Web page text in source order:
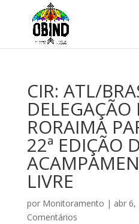
CIR: ATL/
DELEGAÇÃO
RORAIMA
22ª EDIÇÃO
LIVRE
por Monitoramento | abr 6,
Comentários